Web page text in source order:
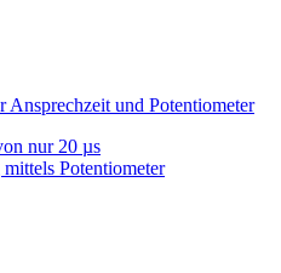
und Potentiometer
nur 20 µs
Potentiometer